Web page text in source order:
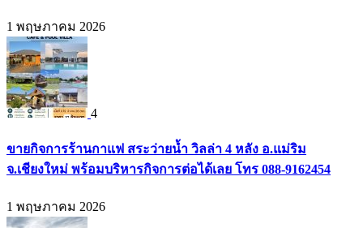
1 พฤษภาคม 2026
4
ขายกิจการร้านกาแฟ สระว่ายน้ำ วิลล่า 4 หลัง อ.แม่ริม
จ.เชียงใหม่ พร้อมบริหารกิจการต่อได้เลย โทร 088-9162454
1 พฤษภาคม 2026